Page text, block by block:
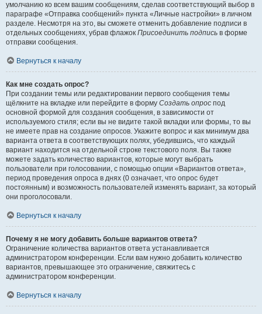
умолчанию ко всем вашим сообщениям, сделав соответствующий выбор в
параграфе «Отправка сообщений» пункта «Личные настройки» в личном
разделе. Несмотря на это, вы сможете отменить добавление подписи в
отдельных сообщениях, убрав флажок Присоединить подпись в форме
отправки сообщения.
Вернуться к началу
Как мне создать опрос?
При создании темы или редактировании первого сообщения темы
щёлкните на вкладке или перейдите в форму Создать опрос под
основной формой для создания сообщения, в зависимости от
используемого стиля; если вы не видите такой вкладки или формы, то вы
не имеете прав на создание опросов. Укажите вопрос и как минимум два
варианта ответа в соответствующих полях, убедившись, что каждый
вариант находится на отдельной строке текстового поля. Вы также
можете задать количество вариантов, которые могут выбрать
пользователи при голосовании, с помощью опции «Вариантов ответа»,
период проведения опроса в днях (0 означает, что опрос будет
постоянным) и возможность пользователей изменять вариант, за который
они проголосовали.
Вернуться к началу
Почему я не могу добавить больше вариантов ответа?
Ограничение количества вариантов ответа устанавливается
администратором конференции. Если вам нужно добавить количество
вариантов, превышающее это ограничение, свяжитесь с
администратором конференции.
Вернуться к началу